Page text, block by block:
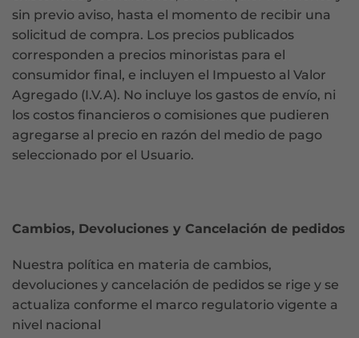
sin previo aviso, hasta el momento de recibir una
solicitud de compra. Los precios publicados
corresponden a precios minoristas para el
consumidor final, e incluyen el Impuesto al Valor
Agregado (I.V.A). No incluye los gastos de envío, ni
los costos financieros o comisiones que pudieren
agregarse al precio en razón del medio de pago
seleccionado por el Usuario.
Cambios, Devoluciones y Cancelación de pedidos
Nuestra política en materia de cambios,
devoluciones y cancelación de pedidos se rige y se
actualiza conforme el marco regulatorio vigente a
nivel nacional